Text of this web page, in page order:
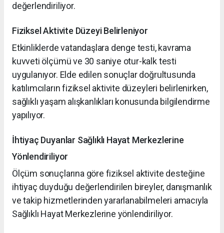
değerlendiriliyor.
Fiziksel Aktivite Düzeyi Belirleniyor
Etkinliklerde vatandaşlara denge testi, kavrama
kuvveti ölçümü ve 30 saniye otur-kalk testi
uygulanıyor. Elde edilen sonuçlar doğrultusunda
katılımcıların fiziksel aktivite düzeyleri belirlenirken,
sağlıklı yaşam alışkanlıkları konusunda bilgilendirme
yapılıyor.
İhtiyaç Duyanlar Sağlıklı Hayat Merkezlerine
Yönlendiriliyor
Ölçüm sonuçlarına göre fiziksel aktivite desteğine
ihtiyaç duyduğu değerlendirilen bireyler, danışmanlık
ve takip hizmetlerinden yararlanabilmeleri amacıyla
Sağlıklı Hayat Merkezlerine yönlendiriliyor.